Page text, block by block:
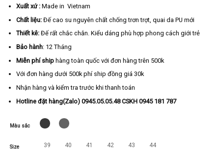
520,000 ₫.là:
Xuất xứ :Made in Vietnam
Chất liệu:Đế cao su nguyên chất chống trơn trợt, quai da PU mới
Thiết kê:Đế rất chắc chắn. Kiểu dáng phù hợp phong cách giới trẻ
Bảo hành: 12 Tháng
Miễn phí shiphàng toàn quốc với đơn hàng trên 500k
Với đơn hàng dưới 500k phí ship đồng giá 30k
Nhận hàng và kiểm tra trước khi thanh toán
Hotline đặt hàng(Zalo) 0945.05.05.48 CSKH 0945 181 787
Màu sắc
Size 39 40 41 42 43 44